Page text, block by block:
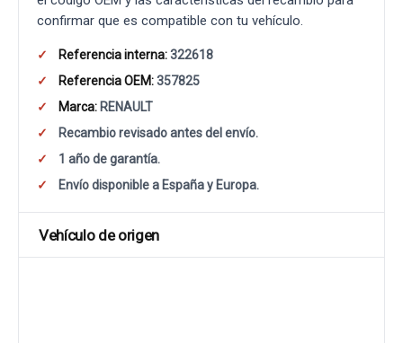
confirmar que es compatible con tu vehículo.
Referencia interna:322618
Referencia OEM:357825
Marca: RENAULT
Recambio revisado antes del envío.
1 año de garantía.
Envío disponible a España y Europa.
Vehículo de origen